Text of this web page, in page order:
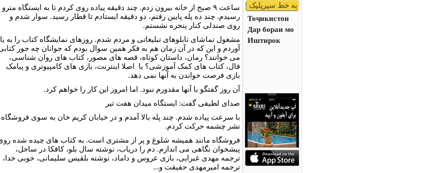
به خط سیریلیک
Тоҷикистон
Дар бораи мо
Иштирок
ساعت ۹ صبح از خانه بیرون زدم. چند دقیقه پیاده روی کردم تا به ایستگاه مترو
رسیدم. چند ده پله پایین رفتم، دو دقیقه ایستادم تا قطار رسید. سوار شدم و
روی صندلی کنار پنجره نشستم.
مشغول تماشای تابلوهای تبلیغاتی و مردم شدم. روزهای نمایشگاه کتاب را به
آوردم و این که در آن زمان هم به فکر همین سوال بودم که جوانان چه جور
می خوانند؟ رمان، داستان کوتاه، قصه های مصور، کتاب های روان شناسی،
فال، کتاب های کمک آموزشی؟ یا اصلا اینترنت، بازی های کامپیوتری و پیامک
بازی فرصت خواندن به آنها نمی دهد.
آن روز گفتگو با آنها مقدورم نبود. اما امروز این کار را خواهم کرد.
صدای لطیفی گفت: ایستگاه میدان هفت تیر
با سرعت پیاده شدم. چند پله بالا آمدم و در خیابان کریم خان به سوی فروشگاه
نشر چشمه حرکت کردم.
فروشگاه مانند همیشه شلوغ و پر از مشتری است. به کتاب های چیده شده
پیشخوان نگاهی می اندازم. دم را دریاب، نوشته سال بلو، کافکا در ساحل،
ترجمه مهدی غبرایی، بازی عروس و داماد، نوشته بلقیس سلیمانی، خوبی خدا،
ترجمه امیرمهدی حقیقت و...